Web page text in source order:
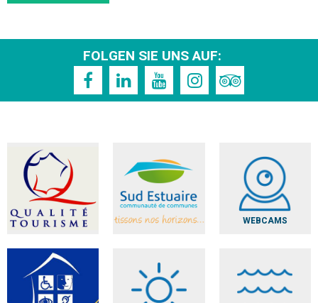
FOLGEN SIE UNS AUF:
WEBCAMS